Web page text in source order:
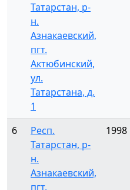
Татарстан, р-
н.
Азнакаевский,
пгт.
Актюбинский,
ул.
Татарстана, д.
1
6
Респ.
Татарстан, р-
н.
Азнакаевский,
пгт.
1998